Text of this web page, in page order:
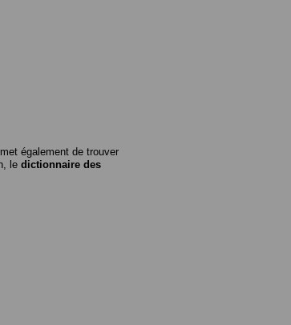
également de trouver
le dictionnaire des